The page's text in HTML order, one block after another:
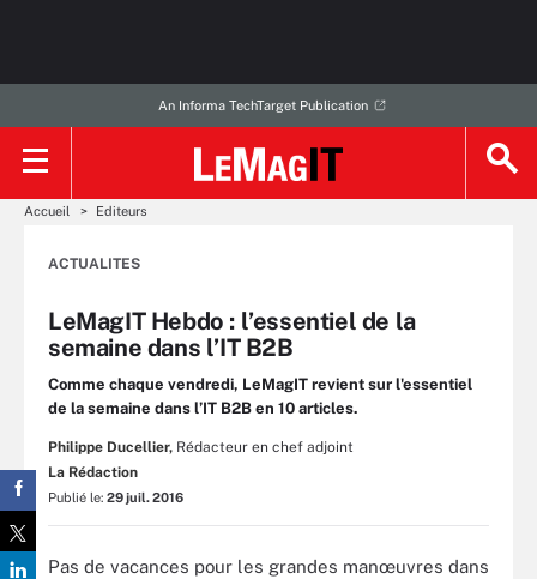
An Informa TechTarget Publication
Accueil Editeurs
ACTUALITES
LeMagIT Hebdo : l’essentiel de la
semaine dans l’IT B2B
Comme chaque vendredi, LeMagIT revient sur l'essentiel
de la semaine dans l’IT B2B en 10 articles.
Philippe Ducellier, Rédacteur en chef adjoint
La Rédaction
Publié le: 29 juil. 2016
Pas de vacances pour les grandes manœuvres dans